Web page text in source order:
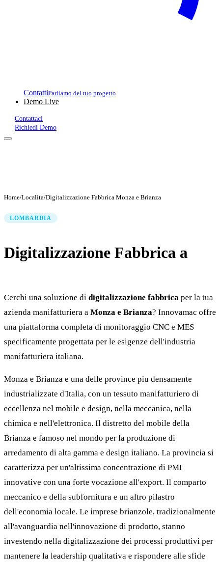
ContattiParliamo del tuo progetto
Demo Live
Contattaci
Richiedi Demo
Home/Localita/Digitalizzazione Fabbrica Monza e Brianza
LOMBARDIA
Digitalizzazione Fabbrica a
Cerchi una soluzione di digitalizzazione fabbrica per la tua
azienda manifatturiera a Monza e Brianza? Innovamac offre
una piattaforma completa di monitoraggio CNC e MES
specificamente progettata per le esigenze dell'industria
manifatturiera italiana.
Monza e Brianza e una delle province piu densamente
industrializzate d'Italia, con un tessuto manifatturiero di
eccellenza nel mobile e design, nella meccanica, nella
chimica e nell'elettronica. Il distretto del mobile della
Brianza e famoso nel mondo per la produzione di
arredamento di alta gamma e design italiano. La provincia si
caratterizza per un'altissima concentrazione di PMI
innovative con una forte vocazione all'export. Il comparto
meccanico e della subfornitura e un altro pilastro
dell'economia locale. Le imprese brianzole, tradizionalmente
all'avanguardia nell'innovazione di prodotto, stanno
investendo nella digitalizzazione dei processi produttivi per
mantenere la leadership qualitativa e rispondere alle sfide